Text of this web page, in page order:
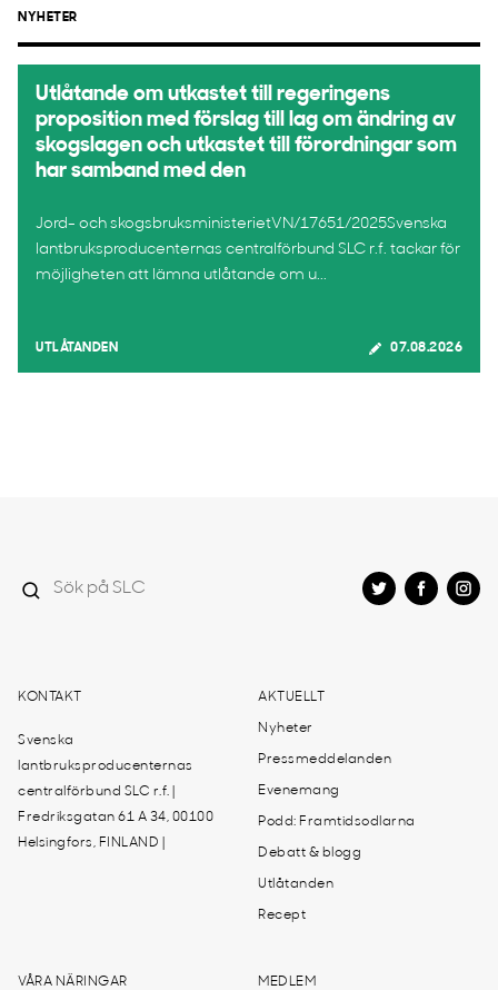
NYHETER
Utlåtande om utkastet till regeringens
proposition med förslag till lag om ändring av
skogslagen och utkastet till förordningar som
har samband med den
Jord- och skogsbruksministerietVN/17651/2025Svenska
lantbruksproducenternas centralförbund SLC r.f. tackar för
möjligheten att lämna utlåtande om u...
UTLÅTANDEN 07.08.2026
KONTAKT
Svenska
lantbruksproducenternas
centralförbund SLC r.f. |
Fredriksgatan 61 A 34, 00100
Helsingfors, FINLAND |
AKTUELLT
Nyheter
Pressmeddelanden
Evenemang
Podd: Framtidsodlarna
Debatt & blogg
Utlåtanden
Recept
VÅRA NÄRINGAR MEDLEM